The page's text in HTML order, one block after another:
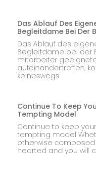
Das Ablauf Des
Begleitdame Bei Der
Das Ablauf des
Begleitdame bei der
mitarbeiter
aufeinandertreffen,
keineswegs
Continue To Keep
Tempting Model
Continue to keep
tempting model
otherwise
hearted and you will